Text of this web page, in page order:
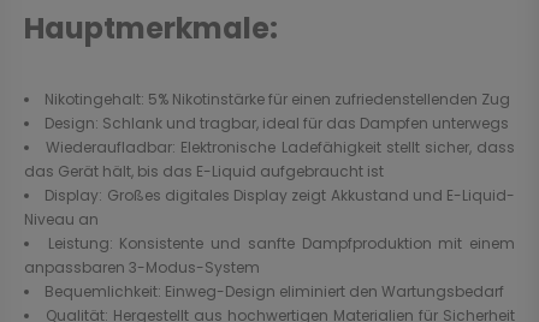
Hauptmerkmale:
Nikotingehalt: 5% Nikotinstärke für einen zufriedenstellenden Zug
Design: Schlank und tragbar, ideal für das Dampfen unterwegs
Wiederaufladbar: Elektronische Ladefähigkeit stellt sicher, dass
das Gerät hält, bis das E-Liquid aufgebraucht ist
Display: Großes digitales Display zeigt Akkustand und E-Liquid-
Niveau an
Leistung: Konsistente und sanfte Dampfproduktion mit einem
anpassbaren 3-Modus-System
Bequemlichkeit: Einweg-Design eliminiert den Wartungsbedarf
Qualität: Hergestellt aus hochwertigen Materialien für Sicherheit